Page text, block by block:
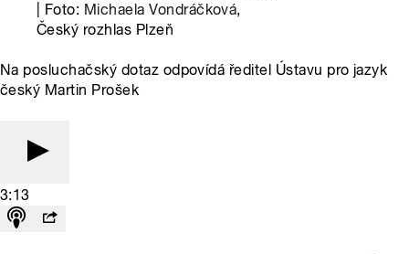
| Foto: Michaela Vondráčková,
Český rozhlas Plzeň
Na posluchačský dotaz odpovídá ředitel Ústavu pro jazyk
český Martin Prošek
3:13